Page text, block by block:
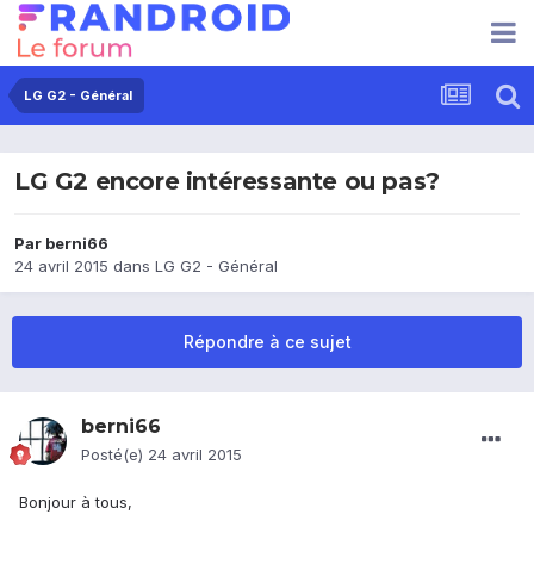
LG G2 - Général
LG G2 encore intéressante ou pas?
Par berni66
24 avril 2015 dans LG G2 - Général
Répondre à ce sujet
berni66
Posté(e) 24 avril 2015
Bonjour à tous,